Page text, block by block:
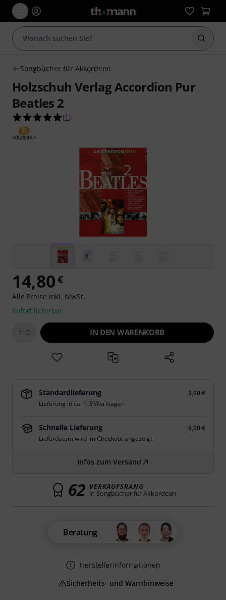
Suche
Songbücher für Akkordeon
Holzschuh Verlag Accordion Pur
Beatles 2
5.0 von 5 Sternen aus 1 Kundenbewertungen
(1 )
14,80€
Alle Preise inkl. MwSt.
Sofort lieferbar
1 IN DEN WARENKORB
Standardlieferung
3,90 €
Lieferung in ca. 1-3 Werktagen
Schnelle Lieferung
5,90 €
Lieferdatum wird im Checkout angezeigt.
Infos zum Versand
62 VERKAUFSRANG
in Songbücher für Akkordeon
Beratung
Herstellerinformationen
Sicherheits- und Warnhinweise